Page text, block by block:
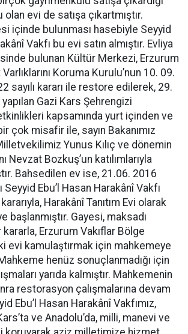
evi de satışa çıkartmıştır.
içinde bulunması hasebiyle Seyyid
Vakfı bu evi satın almıştır. Evliya
bulunan Kültür Merkezi, Erzurum
Koruma Kurulu’nun 10. 09.
sayılı kararı ile restore edilerek, 29.
yapılan Gazi Kars Şehrengizi
kapsamında yurt içinden ve
çok misafir ile, sayın Bakanımız
Yunus Kılıç ve dönemin
Nevzat Bozkuş’un katılımlarıyla
Bahsedilen ev ise, 21.06. 2016
Seyyid Ebu’l Hasan Harakânî Vakfı
Harakânî Tanıtım Evi olarak
başlanmıştır. Gayesi, maksadı
kararla, Erzurum Vakıflar Bölge
evi kamulaştırmak için mahkemeye
henüz sonuçlanmadığı için
yarıda kalmıştır. Mahkemenin
restorasyon çalışmalarına devam
Ebu’l Hasan Harakânî Vakfımız,
ve Anadolu’da, milli, manevi ve